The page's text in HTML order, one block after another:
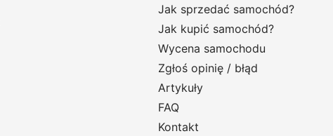
Jak sprzedać samochód?
Jak kupić samochód?
Wycena samochodu
Zgłoś opinię / błąd
Artykuły
FAQ
Kontakt